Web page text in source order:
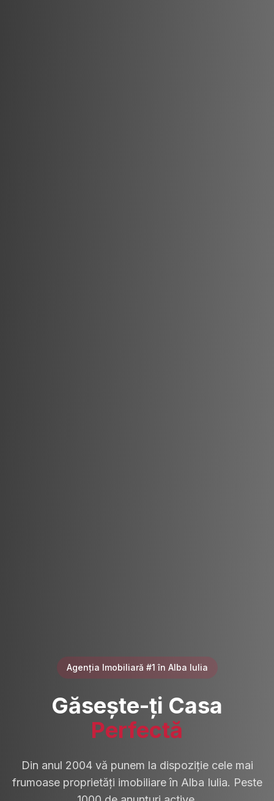
Agenția Imobiliară #1 în Alba Iulia
Găsește-ți Casa
Perfectă
Din anul 2004 vă punem la dispoziție cele mai
frumoase proprietăți imobiliare în Alba Iulia. Peste